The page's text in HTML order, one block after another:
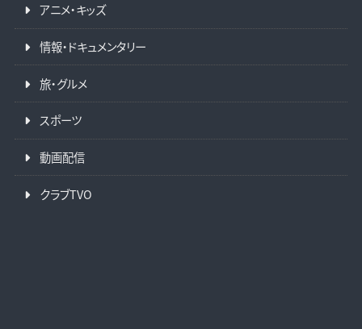
アニメ・キッズ
情報・ドキュメンタリー
旅・グルメ
スポーツ
動画配信
クラブTVO